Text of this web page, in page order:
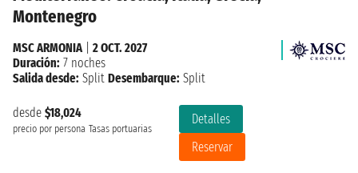
Montenegro
desde $18,024
precio por persona Tasas portuarias
Detalles
Reservar
MSC ARMONIA| 2 OCT. 2027
Duración: 7 noches
Salida desde: Split Desembarque: Split